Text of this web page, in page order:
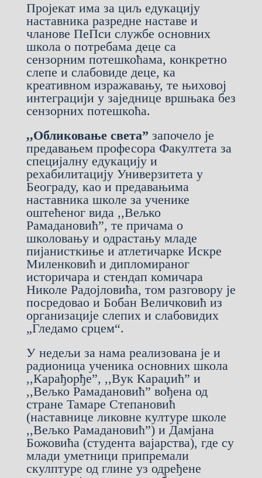
Пројекат има за циљ едукацију
наставника разредне наставе и
чланове ПеПси службе основних
школа о потребама деце са
сензорним потешкоћама, конкретно
слепе и слабовиде деце, ка
креативном изражавању, те њиховој
интеграцији у заједнице вршњака без
сензорних потешкоћа.
,,Обликовање света” започело је
предавањем професора Факултета за
специјалну едукацију и
рехабилитацију Универзитета у
Београду, као и предавањима
наставника школе за ученике
оштећеног вида ,,Вељко
Рамадановић”, те причама о
школовању и одрастању младе
пијанисткиње и атлетичарке Искре
Миленковић и дипломираног
историчара и стендап комичара
Николе Радојловића, том разговору је
посредовао и Бобан Величковић из
организације слепих и слабовидих
„Гледамо срцем“.
У недељи за нама реализована је и
радионица ученика основних школа
,,Карађорђе”, ,,Вук Караџић” и
,,Вељко Рамадановић” вођена од
стране Тамаре Степановић
(наставнице ликовне културе школе
,,Вељко Рамадановић”) и Дамјана
Божовића (студента вајарства), где су
млади уметници припремали
скулптуре од глине уз одређене